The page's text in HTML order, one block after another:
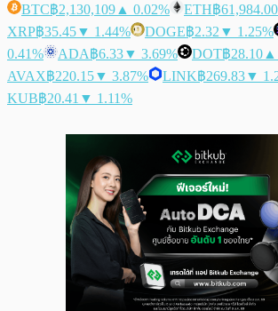
BTC฿2,130,109 ▲ 0.02% ETH฿61,984.00
XRP฿35.45▼ 1.44% DOGE฿2.32 ▼ 1.25%
0.41%
ADA฿6.33▼ 3.69% DOT฿28.10 ▲
AVAX฿220.15▼ 3.87% LINK฿269.83▼
KUB฿20.41 ▼ 1.11%